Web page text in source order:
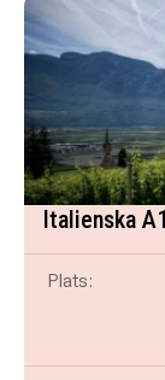
Italienska A1
Plats: